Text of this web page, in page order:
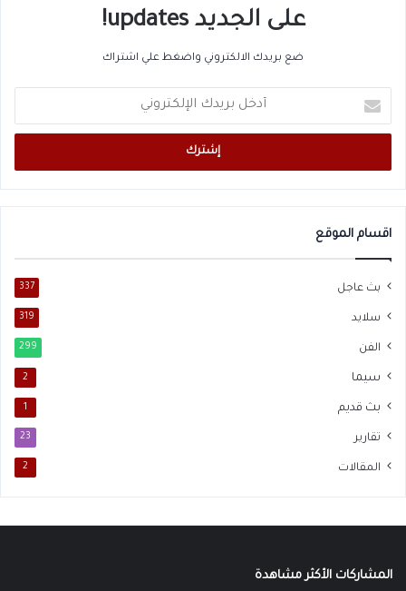
على الجديد updates!
ضع بريدك الالكتروني واضغط علي اشتراك
بريدك
الإلكتروني
اقسام الموقع
بث عاجل 337
سلايد 319
الفن 299
سيما 2
بث قديم 1
تقارير 23
المقالات 2
المشاركات الأكثر مشاهدة